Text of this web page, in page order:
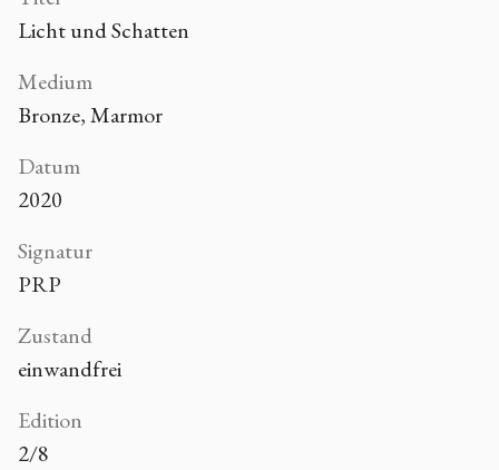
Licht und Schatten
Medium
Bronze, Marmor
Datum
2020
Signatur
PRP
Zustand
einwandfrei
Edition
2/8